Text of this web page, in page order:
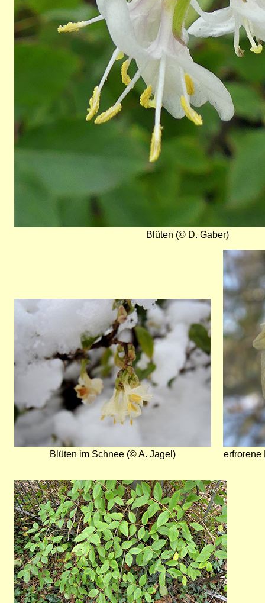
Blüten (© D. Gaber)
Blüten im Schnee (© A. Jagel)
Bild
erfrorene
Bild